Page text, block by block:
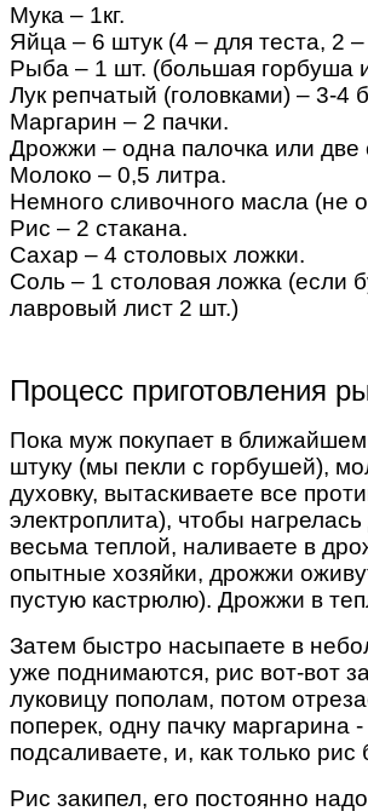
Мука – 1кг.
Яйца – 6 штук (4 – для теста, 2
Рыба – 1 шт. (большая горбуша
Лук репчатый (головками) – 3-4
Маргарин – 2 пачки.
Дрожжи – одна палочка или
Молоко – 0,5 литра.
Немного сливочного масла (не
Рис – 2 стакана.
Сахар – 4 столовых ложки.
Соль – 1 столовая ложка (если
лавровый лист 2 шт.)
Процесс приготовления
Пока муж покупает в
штуку (мы пекли с горбушей),
духовку, вытаскиваете все
электроплита), чтобы
весьма теплой, наливаете в
опытные хозяйки, дрожжи
пустую кастрюлю). Дрожжи в
Затем быстро насыпаете в
уже поднимаются, рис вот-вот
луковицу пополам, потом
поперек, одну пачку маргарина
подсаливаете, и, как только
Рис закипел, его постоянно